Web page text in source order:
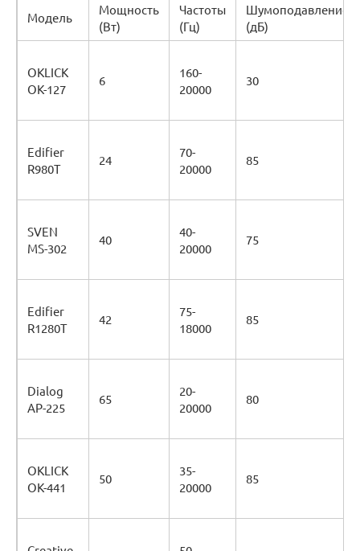
Модель
Мощность
(Вт)
Частоты
(Гц)
Шумоподавление
(дБ)
OKLICK
OK-127
6
160-
20000
30
Edifier
R980T
24
70-
20000
85
SVEN
MS-302
40
40-
20000
75
Edifier
R1280T
42
75-
18000
85
Dialog
AP-225
65
20-
20000
80
OKLICK
OK-441
50
35-
20000
85